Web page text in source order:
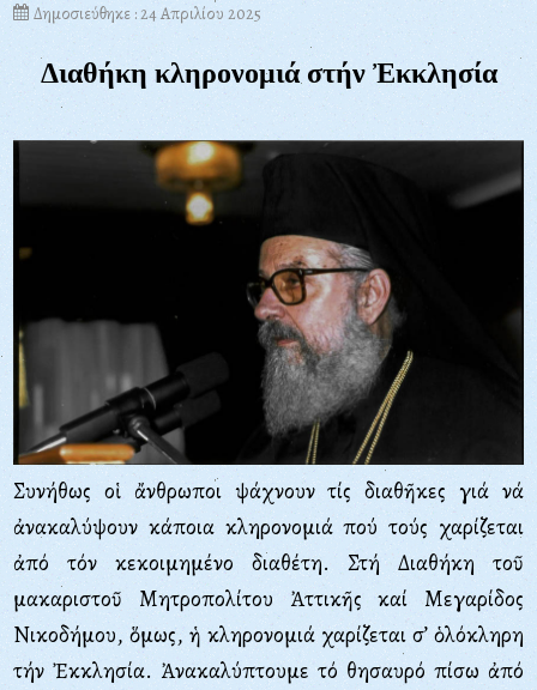
Δημοσιεύθηκε : 24 Απριλίου 2025
Διαθήκη κληρονομιά στήν Ἐκκλησία
Συνήθως οἱ ἄνθρωποι ψάχνουν τίς διαθῆκες γιά νά
ἀνακαλύψουν κάποια κληρονομιά πού τούς χαρίζεται
ἀπό τόν κεκοιμημένο διαθέτη. Στή Διαθήκη τοῦ
μακαριστοῦ Μητροπολίτου Ἀττικῆς καί Μεγαρίδος
Νικοδήμου, ὅμως, ἡ κληρονομιά χαρίζεται σ’ ὁλόκληρη
τήν Ἐκκλησία. Ἀνακαλύπτουμε τό θησαυρό πίσω ἀπό